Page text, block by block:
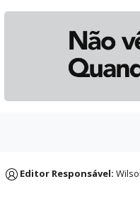
Editor Responsável: